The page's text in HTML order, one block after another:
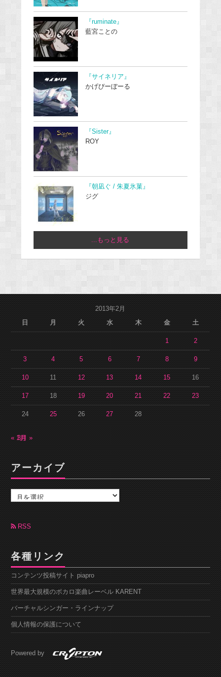
『ruminate』
藍宮ことの
『サイネリア』
かげぴーぼーる
『Sister』
ROY
『朝凪ぐ / 朱夏氷菓』
ジグ
...もっと見る
2013年2月
日
月 火 水 木 金 土
1 2
3 4 5 6 7 8 9
10 11 12 13 14 15 16
17 18 19 20 21 22 23
24 25 26 27 28
« 1月3月 »
アーカイブ
カ
ブRSS
各種リンク
コンテンツ投稿サイト piapro
世界最大規模のボカロ楽曲レーベル KARENT
バーチャルシンガー・ラインナップ
個人情報の保護について
Powered by